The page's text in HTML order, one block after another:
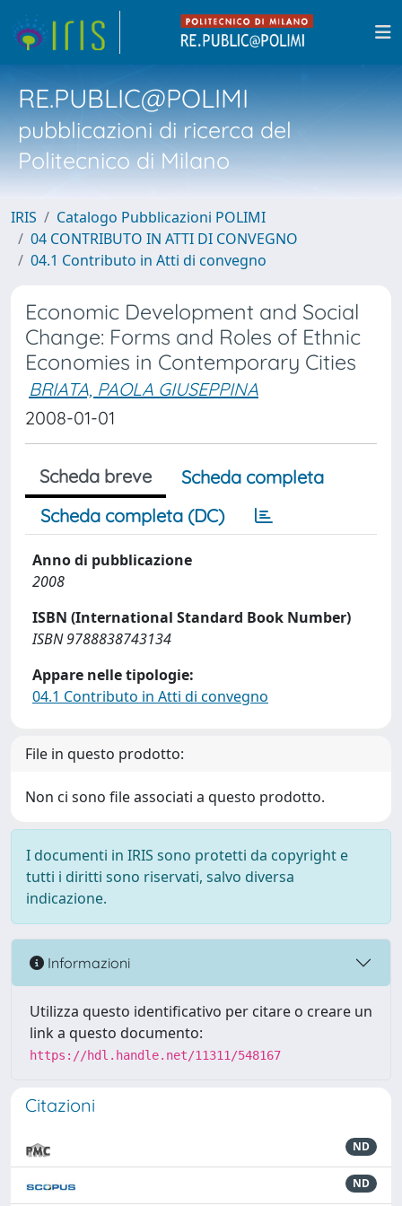
RE.PUBLIC@POLIMI
pubblicazioni di ricerca del
Politecnico di Milano
IRIS
Catalogo Pubblicazioni POLIMI
04 CONTRIBUTO IN ATTI DI CONVEGNO
04.1 Contributo in Atti di convegno
Economic Development and Social
Change: Forms and Roles of Ethnic
Economies in Contemporary Cities
BRIATA, PAOLA GIUSEPPINA
2008-01-01
Scheda breve
Scheda completa
Scheda completa (DC)
Anno di pubblicazione
2008
ISBN (International Standard Book Number)
ISBN 9788838743134
Appare nelle tipologie:
04.1 Contributo in Atti di convegno
File in questo prodotto:
Non ci sono file associati a questo prodotto.
I documenti in IRIS sono protetti da copyright e
tutti i diritti sono riservati, salvo diversa
indicazione.
Informazioni
Utilizza questo identificativo per citare o creare un
link a questo documento:
https://hdl.handle.net/11311/548167
Citazioni
ND
ND